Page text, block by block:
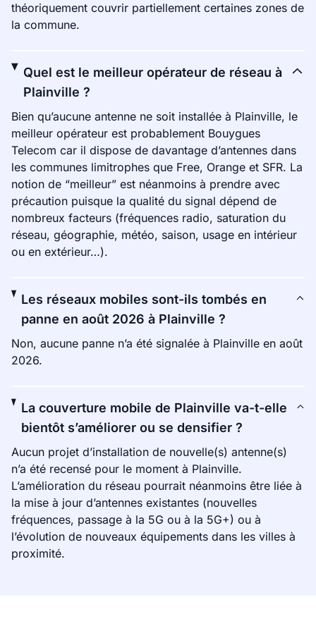
théoriquement couvrir partiellement certaines zones de
la commune.
Quel est le meilleur opérateur de réseau à
Plainville ?
Bien qu’aucune antenne ne soit installée à Plainville, le
meilleur opérateur est probablement Bouygues
Telecom car il dispose de davantage d’antennes dans
les communes limitrophes que Free, Orange et SFR. La
notion de “meilleur” est néanmoins à prendre avec
précaution puisque la qualité du signal dépend de
nombreux facteurs (fréquences radio, saturation du
réseau, géographie, météo, saison, usage en intérieur
ou en extérieur…).
Les réseaux mobiles sont-ils tombés en
panne en août 2026 à Plainville ?
Non, aucune panne n’a été signalée à Plainville en août
2026.
La couverture mobile de Plainville va-t-elle
bientôt s’améliorer ou se densifier ?
Aucun projet d’installation de nouvelle(s) antenne(s)
n’a été recensé pour le moment à Plainville.
L’amélioration du réseau pourrait néanmoins être liée à
la mise à jour d’antennes existantes (nouvelles
fréquences, passage à la 5G ou à la 5G+) ou à
l’évolution de nouveaux équipements dans les villes à
proximité.